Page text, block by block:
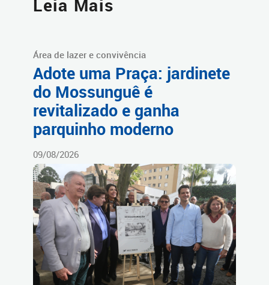
Leia Mais
Área de lazer e convivência
Adote uma Praça: jardinete
do Mossunguê é
revitalizado e ganha
parquinho moderno
09/08/2026